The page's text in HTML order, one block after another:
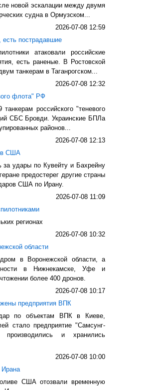
новой эскалации между двумя
судна в Ормузском...
2026-07-08 12:59
пострадавшие
атаковали российские
есть раненые. В Ростовской
танкерам в Таганрогском...
2026-07-08 12:32
флота" РФ
российского "теневого
СБС Бровди. Украинские БПЛа
районов...
2026-07-08 12:13
США
за удары по Кувейту и Бахрейну
предостерег другие страны
США по Ирану.
2026-07-08 11:09
регионах
2026-07-08 10:32
области
в Воронежской области, а
в Нижнекамске, Уфе и
более 400 дронов.
2026-07-08 10:17
предприятия ВПК
по объектам ВПК в Киеве,
стало предприятие "Самсунг-
и хранились
2026-07-08 10:00
Ирана
США отозвали временную